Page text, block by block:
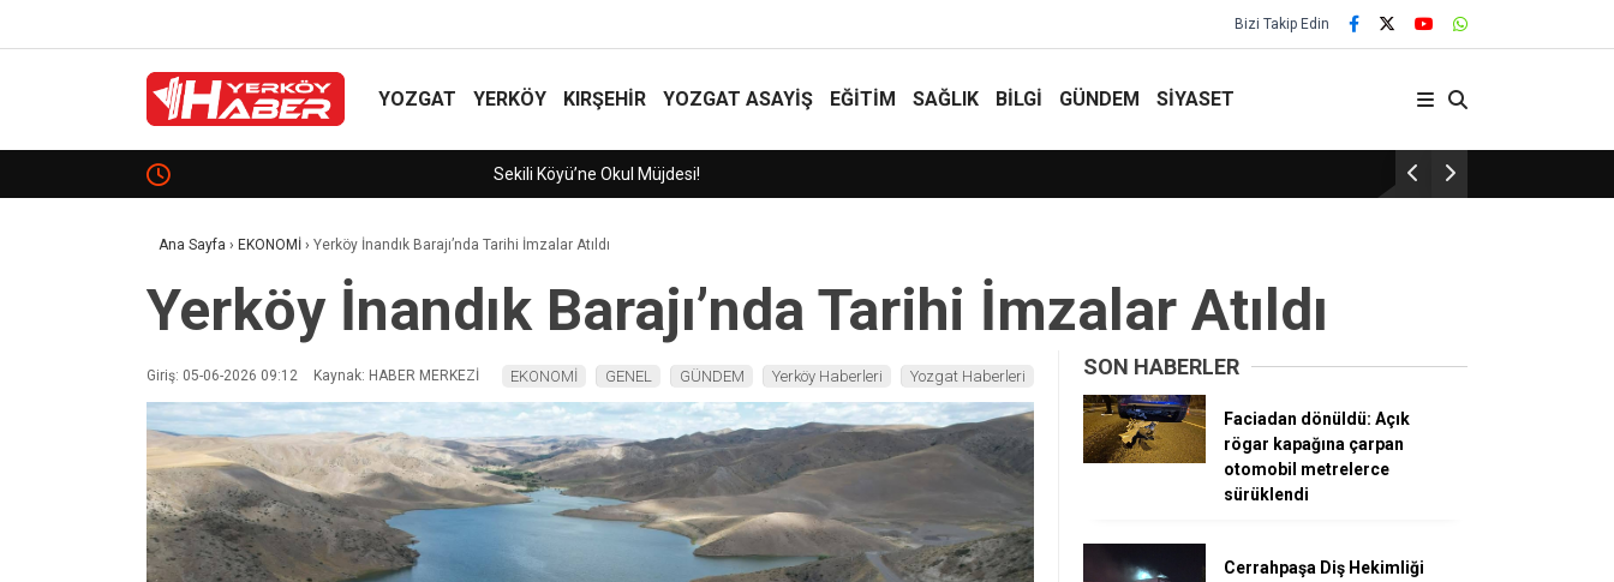
Bizi Takip Edin
YOZGAT YERKÖY KIRŞEHİR YOZGAT ASAYIŞ EĞİTİM SAĞLIK BİLGİ GÜNDEM SİYASET
29 Yıllık Gelenek Sürüyor!
Ana Sayfa › EKONOMİ › Yerköy İnandık Barajı’nda Tarihi İmzalar Atıldı
Yerköy İnandık Barajı’nda Tarihi İmzalar Atıldı
Giriş: 05-06-2026 09:12 Kaynak: HABER MERKEZİ EKONOMİ GENEL GÜNDEM Yerköy Haberleri Yozgat Haberleri SON HABERLER
Faciadan dönüldü: Açık
rögar kapağına çarpan
otomobil metrelerce
sürüklendi
Cerrahpaşa Diş Hekimliği